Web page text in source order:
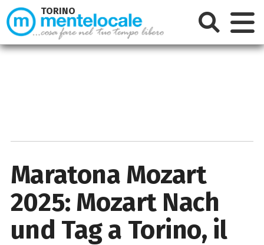
Maratona Mozart
2025: Mozart Nach
und Tag a Torino, il
TORINO